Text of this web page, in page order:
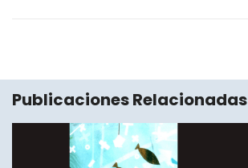
Publicaciones Relacionadas